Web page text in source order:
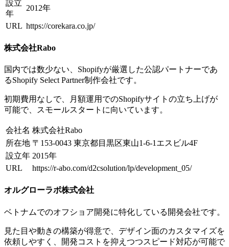
設立
年
2012年
URL https://corekara.co.jp/
株式会社Rabo
国内では数少ない、Shopifyが厳選した公認パートナーであ
るShopify Select Partner制作会社です。
初期費用なしで、月額運用でのShopifyサイトの立ち上げが
可能で、スモールスタートに向いています。
会社名 株式会社Rabo
所在地 〒153-0043 東京都目黒区東山1-6-1エスビル4F
設立年 2015年
URL
https://r-abo.com/d2csolution/lp/development_05/
オルグローラボ株式会社
ベトナムでのオフショア開発に特化している開発会社です。
見た目や動きの構築が得意で、デザイン面のカスタマイズを
依頼しやすく、開発コストを抑えつつスピード対応が可能で